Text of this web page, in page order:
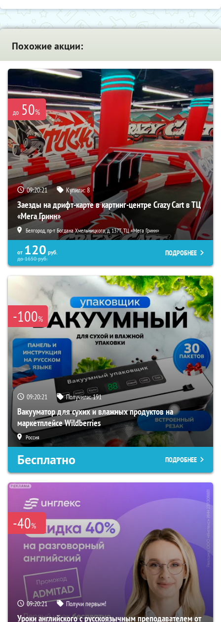
Похожие акции:
до 50%
09:20:20 Купили:8
Заезды на дрифт-карте в картинг-центре Crazy Cart в ТЦ
«Мега Гринн»
Белгород, пр-т Богдана Хмельницкого, д. 137Т, ТЦ «Мега Гринн»
от 120 руб.
до1650руб.
ПОДРОБНЕЕ
-100%
09:20:20 Получили:191
Вакууматор для сухих и влажных продуктов на
маркетплейсе Wildberries
Россия
Бесплатно ПОДРОБНЕЕ
-40%
09:20:20 Получи первым!
Уроки английского с русскоязычным преподавателем от